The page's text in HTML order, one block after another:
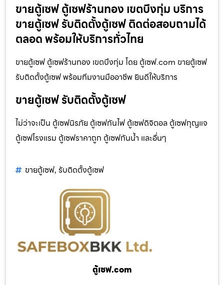
ขายตู้เซฟ ตู้เซฟร้านทอง เขตบึงกุ่ม บริการ
ขายตู้เซฟ รับติดตั้งตู้เซฟ ติดต่อสอบถามได้
ตลอด พร้อมให้บริการทั่วไทย
ขายตู้เซฟ ตู้เซฟร้านทอง เขตบึงกุ่ม โดย ตู้เซฟ.com ขายตู้เซฟ
รับติดตั้งตู้เซฟ พร้อมทีมงานมืออาชีพ ยินดีให้บริการ
ขายตู้เซฟ รับติดตั้งตู้เซฟ
ไม่ว่าจะเป็น ตู้เซฟนิรภัย ตู้เซฟกันไฟ ตู้เซฟดิจิตอล ตู้เซฟกุญแจ
ตู้เซฟโรงแรม ตู้เซฟราคาถูก ตู้เซฟกันน้ำ และอื่นๆ
ขายตู้เซฟ, รับติดตั้งตู้เซฟ
ตู้เซฟ.com